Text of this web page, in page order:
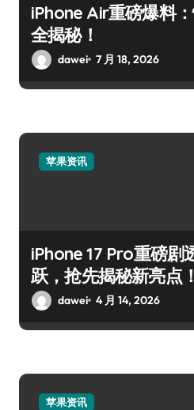
iPhone Air重磅爆料
全揭秘！
dawei 7 月 18, 2026
苹果资讯
iPhone 17 Pro重磅剧
跃，抢先揭秘新亮点！
dawei 4 月 14, 2026
苹果资讯